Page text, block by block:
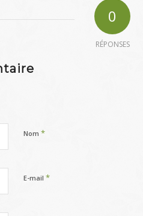
0
RÉPONSES
Nom *
E-mail *